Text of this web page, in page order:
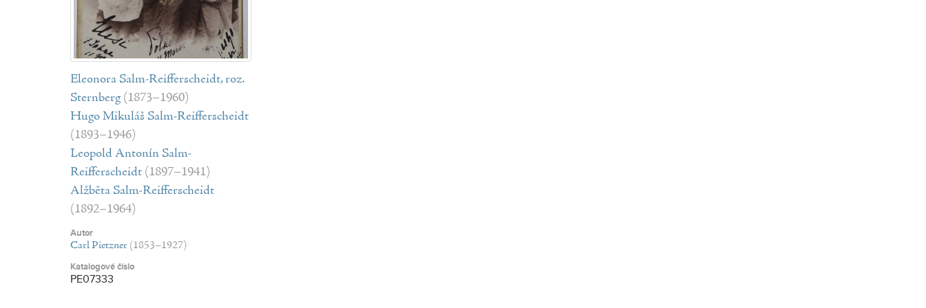
Eleonora Salm-Reifferscheidt, roz.
Sternberg (1873–1960)
Hugo Mikuláš Salm-Reifferscheidt
(1893–1946)
Leopold Antonín Salm-
Reifferscheidt (1897–1941)
Alžběta Salm-Reifferscheidt
(1892–1964)
Autor
Carl Pietzner (1853–1927)
Katalogové číslo
PE07333